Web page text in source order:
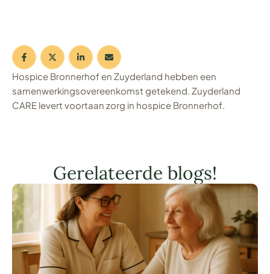
Hospice Bronnerhof en Zuyderland hebben een
samenwerkingsovereenkomst getekend. Zuyderland
CARE levert voortaan zorg in hospice Bronnerhof.
Gerelateerde blogs!